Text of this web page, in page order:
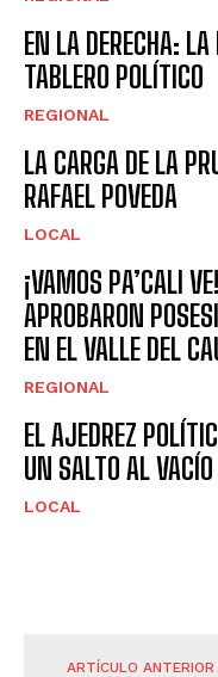
EN LA DERECHA:
TABLERO POLÍTICO
REGIONAL
LA CARGA DE LA
RAFAEL POVEDA
LOCAL
¡VAMOS PA’CALI
APROBARON
EN EL VALLE DEL
REGIONAL
EL AJEDREZ
UN SALTO AL
LOCAL
ARTÍCULO ANTERIOR